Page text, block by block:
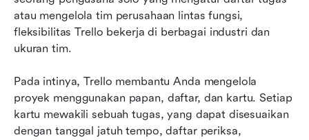
atau mengelola tim perusahaan lintas fungsi,
fleksibilitas Trello bekerja di berbagai industri dan
ukuran tim.
Pada intinya, Trello membantu Anda mengelola
proyek menggunakan papan, daftar, dan kartu. Setiap
kartu mewakili sebuah tugas, yang dapat disesuaikan
dengan tanggal jatuh tempo, daftar periksa,